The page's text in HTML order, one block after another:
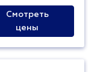
Смотреть
цены